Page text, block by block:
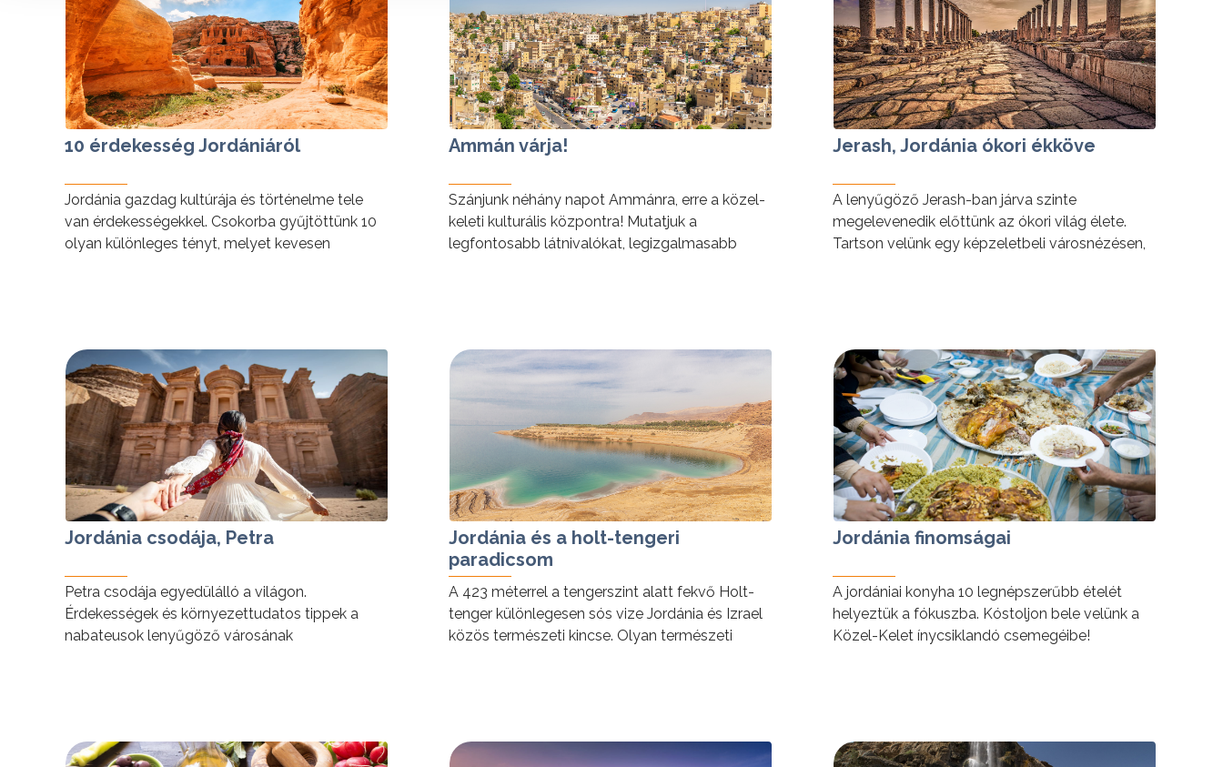
10 érdekesség Jordániáról
Jordánia gazdag kultúrája és történelme tele
van érdekességekkel. Csokorba gyűjtöttünk 10
olyan különleges tényt, melyet kevesen
Ammán várja!
Szánjunk néhány napot Ammánra, erre a közel-
keleti kulturális központra! Mutatjuk a
legfontosabb látnivalókat, legizgalmasabb
Jerash, Jordánia ókori ékköve
A lenyűgöző Jerash-ban járva szinte
megelevenedik előttünk az ókori világ élete.
Tartson velünk egy képzeletbeli városnézésen,
Jordánia csodája, Petra
Petra csodája egyedülálló a világon.
Érdekességek és környezettudatos tippek a
nabateusok lenyűgöző városának
Jordánia és a holt-tengeri
paradicsom
A 423 méterrel a tengerszint alatt fekvő Holt-
tenger különlegesen sós vize Jordánia és Izrael
közös természeti kincse. Olyan természeti
Jordánia finomságai
A jordániai konyha 10 legnépszerűbb ételét
helyeztük a fókuszba. Kóstoljon bele velünk a
Közel-Kelet ínycsiklandó csemegéibe!